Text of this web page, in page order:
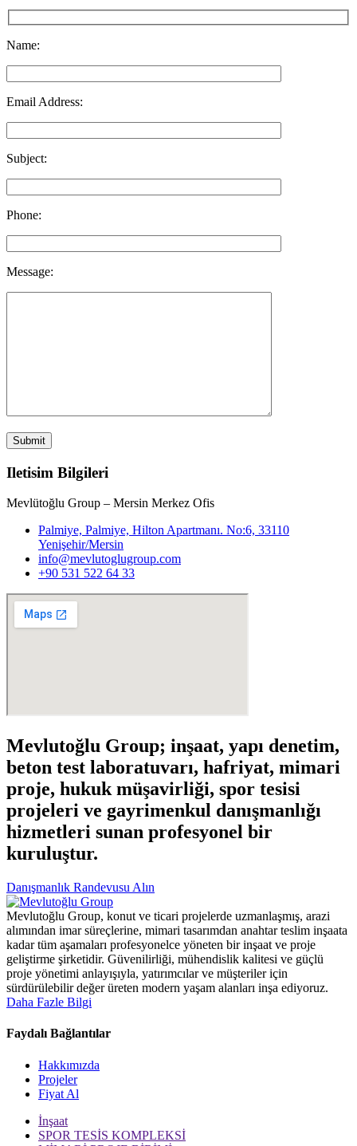
Name:
Email Address:
Subject:
Phone:
Message:
Submit
Iletisim Bilgileri
Mevlütoğlu Group – Mersin Merkez Ofis
Palmiye, Palmiye, Hilton Apartmanı. No:6, 33110
Yenişehir/Mersin
info@mevlutoglugroup.com
+90 531 522 64 33
Mevlutoğlu Group; inşaat, yapı denetim,
beton test laboratuvarı, hafriyat, mimari
proje, hukuk müşavirliği, spor tesisi
projeleri ve gayrimenkul danışmanlığı
hizmetleri sunan profesyonel bir
kuruluştur.
Danışmanlık Randevusu Alın
Mevlutoğlu Group, konut ve ticari projelerde uzmanlaşmış, arazi
alımından imar süreçlerine, mimari tasarımdan anahtar teslim inşaata
kadar tüm aşamaları profesyonelce yöneten bir inşaat ve proje
geliştirme şirketidir. Güvenilirliği, mühendislik kalitesi ve güçlü
proje yönetimi anlayışıyla, yatırımcılar ve müşteriler için
sürdürülebilir değer üreten modern yaşam alanları inşa ediyoruz.
Daha Fazle Bilgi
Faydalı Bağlantılar
Hakkımızda
Projeler
Fiyat Al
İnşaat
SPOR TESİS KOMPLEKSİ